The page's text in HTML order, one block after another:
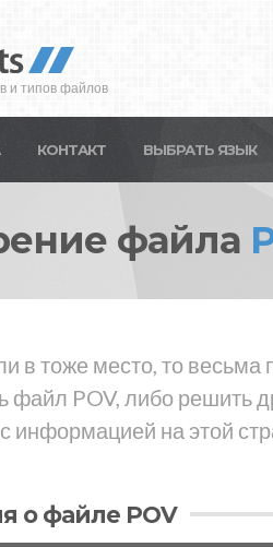
и типов файлов
КОНТАКТ ВЫБРАТЬ ЯЗЫК
файла
в тоже место, то
файл POV, либо решить
информацией на этой
о файле POV